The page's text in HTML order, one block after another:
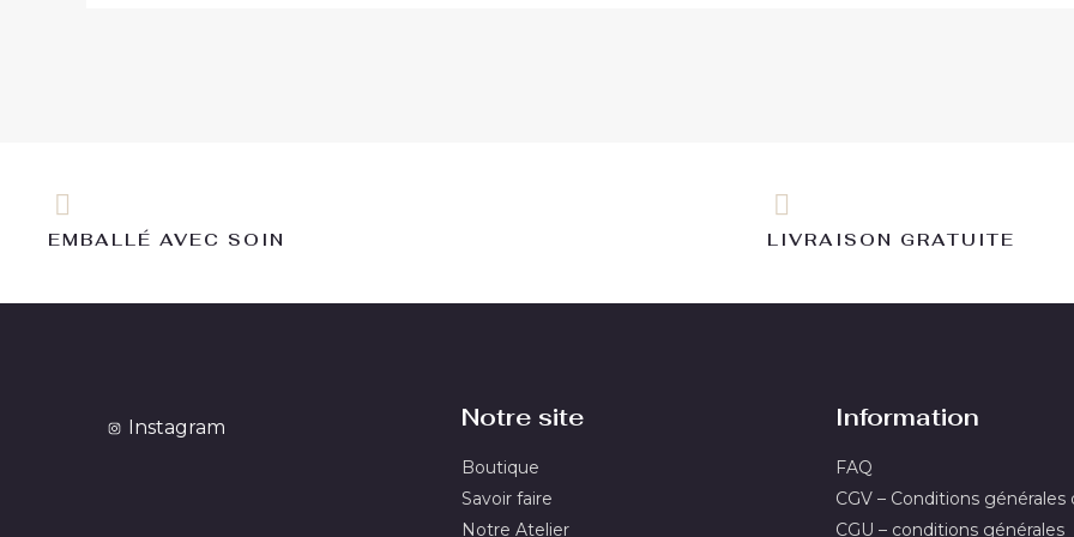
EMBALLÉ AVEC SOIN LIVRAISON GRATUITE
Instagram Notre site
Boutique
Savoir faire
Notre Atelier
Information
FAQ
CGV – Conditions
CGU – conditions générales